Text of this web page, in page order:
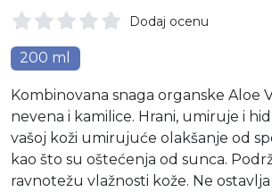
Dodaj ocenu
200 ml
Kombinovana snaga organske Aloe
nevena i kamilice. Hrani, umiruje i
vašoj koži umirujuće olakšanje od
kao što su oštećenja od sunca.
ravnotežu vlažnosti kože. Ne